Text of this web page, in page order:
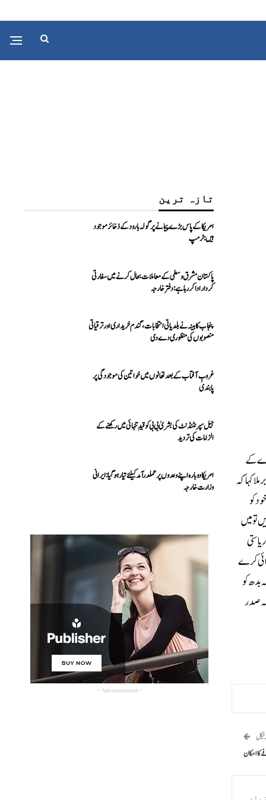
کے
کہا کہ
کو
تو میں
کرے
بدھ کو
صدر
کا امکان
تازہ ترین
امریکا کے پاس بڑے پیمانے پر گولہ بارود کے ذخائر موجود
ہیں: ٹرمپ
پاکستان مشرق وسطی کے معاملات بحال کرنے میں سفارتی
کردار ادا کررہا ہے: دفتر خارجہ
پنجاب کابینہ نے بلدیاتی انتخابات، گندم خریداری اور ترقیاتی
منصوبوں کی منظوری دے دی
غروبِ آفتاب کے بعد تھانوں میں خواتین کی موجودگی پر
پابندی
جیل سپرنٹنڈنٹ کی بشریٰ بی بی کو قیدِ تنہائی میں رکھنے کے
الزامات کی تردید
امریکا دوبارہ اپنے وعدوں پر عملدرآمد کیلئے تیار ہو گیا: ایرانی
وزارت خارجہ
- Advertisement -